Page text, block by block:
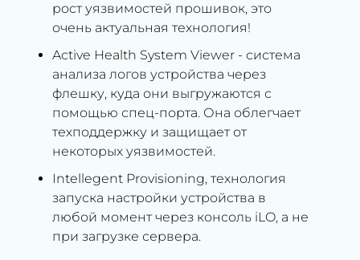
рост уязвимостей прошивок, это
очень актуальная технология!
Active Health System Viewer - система
анализа логов устройства через
флешку, куда они выгружаются с
помощью спец-порта. Она облегчает
техподдержку и защищает от
некоторых уязвимостей.
Intellegent Provisioning, технология
запуска настройки устройства в
любой момент через консоль iLO, а не
при загрузке сервера.